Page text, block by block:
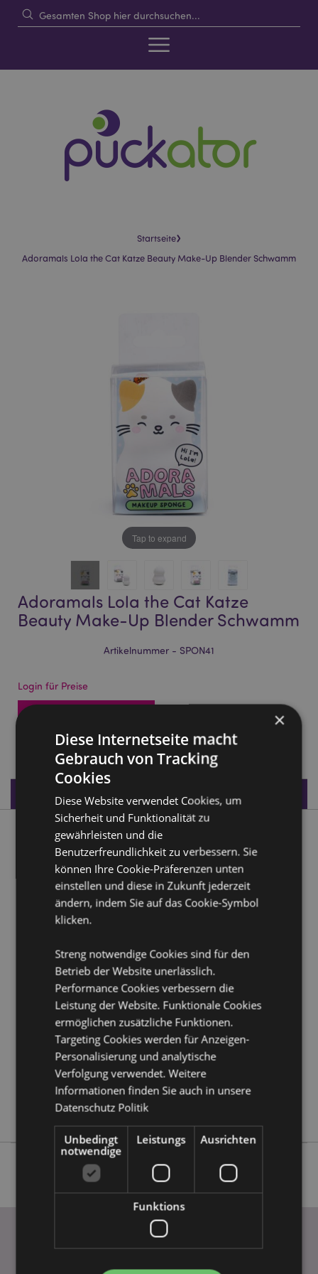
Startseite›
Adoramals Lola the Cat Katze Beauty Make-Up Blender Schwamm
Tap to expand
Adoramals Lola the Cat Katze
Beauty Make-Up Blender Schwamm
Artikelnummer - SPON41
Login für Preise
3479 auf Lager
Produktdaten
Produktbeschreibung
Adoramals Lola the Cat Katze Beauty Make-Up Blender
Schwamm
Material: Schwamm
Produktattribute
Information
Höhe 6cm Breite 4cm Tiefe 4cm
5055071511998
144
0.019000
Keine
Keine
Keine
Adoramals
×
Diese Internetseite macht
Gebrauch von Tracking
Cookies
Diese Website verwendet Cookies, um
Sicherheit und Funktionalität zu
gewährleisten und die
Benutzerfreundlichkeit zu verbessern. Sie
können Ihre Cookie-Präferenzen unten
einstellen und diese in Zukunft jederzeit
ändern, indem Sie auf das Cookie-Symbol
klicken.
Streng notwendige Cookies sind für den
Betrieb der Website unerlässlich.
Performance Cookies verbessern die
Leistung der Website. Funktionale Cookies
ermöglichen zusätzliche Funktionen.
Targeting Cookies werden für Anzeigen-
Personalisierung und analytische
Verfolgung verwendet. Weitere
Informationen finden Sie auch in unsere
Datenschutz Politik
Unbedingt
notwendige
Leistungs Ausrichten
Funktions